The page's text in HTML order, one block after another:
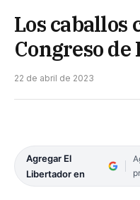
Los caballos
Congreso
22 de abril de 2023
Agregar El
Libertador en